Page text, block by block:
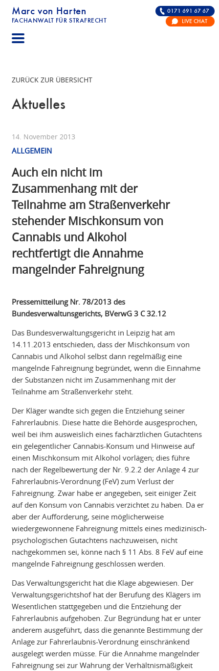
Marc von Harten
FACHANWALT FÜR STRAFRECHT
STRAFRECHT | RECHTSANWALT FÜR DIE
0171 691 67 67
LIVE CHAT
ZURÜCK ZUR ÜBERSICHT
Aktuelles
14. November 2013
ALLGEMEIN
Auch ein nicht im
Zusammenhang mit der
Teilnahme am Straßenverkehr
stehender Mischkonsum von
Cannabis und Alkohol
rechtfertigt die Annahme
mangelnder Fahreignung
Pressemitteilung Nr. 78/2013 des
Bundesverwaltunsgerichts, BVerwG 3 C 32.12
Das Bundesverwaltungsgericht in Leipzig hat am
14.11.2013 entschieden, dass der Mischkonsum von
Cannabis und Alkohol selbst dann regelmäßig eine
mangelnde Fahreignung begründet, wenn die Einnahme
der Substanzen nicht im Zusammenhang mit der
Teilnahme am Straßenverkehr steht.
Der Kläger wandte sich gegen die Entziehung seiner
Fahrerlaubnis. Diese hatte die Behörde ausgesprochen,
weil bei ihm ausweislich eines fachärztlichen Gutachtens
ein gelegentlicher Cannabis-Konsum und Hinweise auf
einen Mischkonsum mit Alkohol vorlägen; dies führe
nach der Regelbewertung der Nr. 9.2.2 der Anlage 4 zur
Fahrerlaubnis-Verordnung (FeV) zum Verlust der
Fahreignung. Zwar habe er angegeben, seit einiger Zeit
auf den Konsum von Cannabis verzichtet zu haben. Da er
aber der Aufforderung, seine möglicherweise
wiedergewonnene Fahreignung mittels eines medizinisch-
psychologischen Gutachtens nachzuweisen, nicht
nachgekommen sei, könne nach § 11 Abs. 8 FeV auf eine
mangelnde Fahreignung geschlossen werden.
Das Verwaltungsgericht hat die Klage abgewiesen. Der
Verwaltungsgerichtshof hat der Berufung des Klägers im
Wesentlichen stattgegeben und die Entziehung der
Fahrerlaubnis aufgehoben. Zur Begründung hat er unter
anderem ausgeführt, dass die genannte Bestimmung der
Anlage zur Fahrerlaubnis-Verordnung einschränkend
ausgelegt werden müsse. Für die Annahme mangelnder
Fahreignung sei zur Wahrung der Verhältnismäßigkeit